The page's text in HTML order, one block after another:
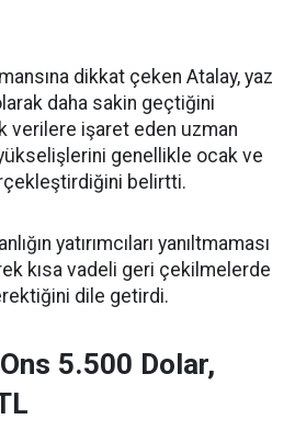
dikkat çeken Atalay, yaz
daha sakin geçtiğini
verilere işaret eden uzman
genellikle ocak ve
belirtti.
yatırımcıları yanıltmaması
kısa vadeli geri çekilmelerde
dile getirdi.
5.500 Dolar,